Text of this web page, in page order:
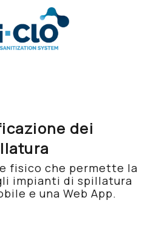
dei
fisico che permette la
impianti di spillatura
e una Web App.